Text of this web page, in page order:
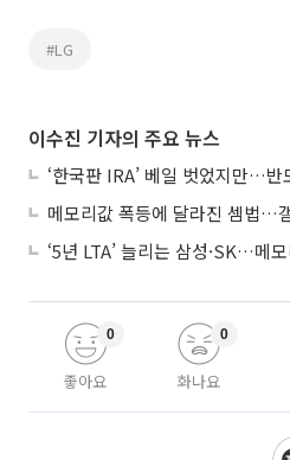
#LG
이수진 기자의 주요 뉴스
좋아요
0
화나요
0